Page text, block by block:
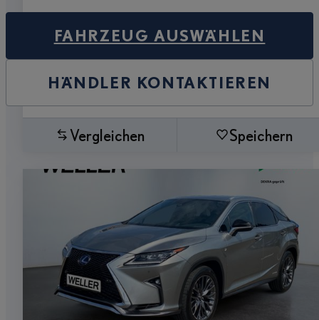
FAHRZEUG AUSWÄHLEN
HÄNDLER KONTAKTIEREN
Vergleichen Speichern